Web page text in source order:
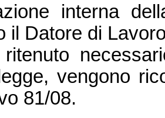
interna
il Datore di
ritenuto
vengono
81/08.